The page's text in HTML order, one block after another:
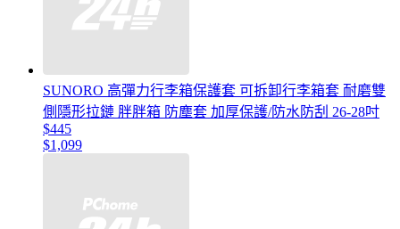
SUNORO 高彈力行李箱保護套 可拆卸行李箱套 耐磨雙
側隱形拉鏈 胖胖箱 防塵套 加厚保護/防水防刮 26-28吋
$445
$1,099